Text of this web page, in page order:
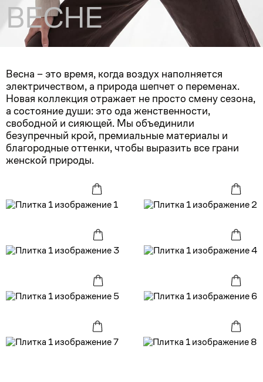
ВЕСНЕ
Весна – это время, когда воздух наполняется
электричеством, а природа шепчет о переменах.
Новая коллекция отражает не просто смену сезона,
а состояние души: это ода женственности,
свободной и сияющей. Мы объединили
безупречный крой, премиальные материалы и
благородные оттенки, чтобы выразить все грани
женской природы.